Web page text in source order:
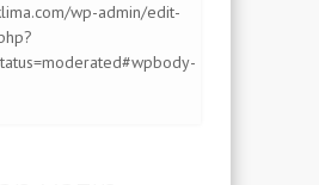
wp-admin/edit-